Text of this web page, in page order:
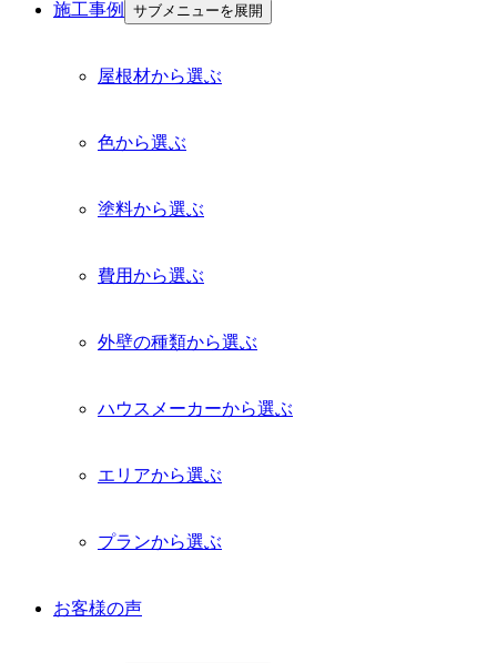
施工事例 サブメニューを展開
屋根材から選ぶ
色から選ぶ
塗料から選ぶ
費用から選ぶ
外壁の種類から選ぶ
ハウスメーカーから選ぶ
エリアから選ぶ
プランから選ぶ
お客様の声